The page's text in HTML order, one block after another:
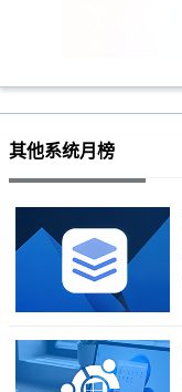
其他系统月榜